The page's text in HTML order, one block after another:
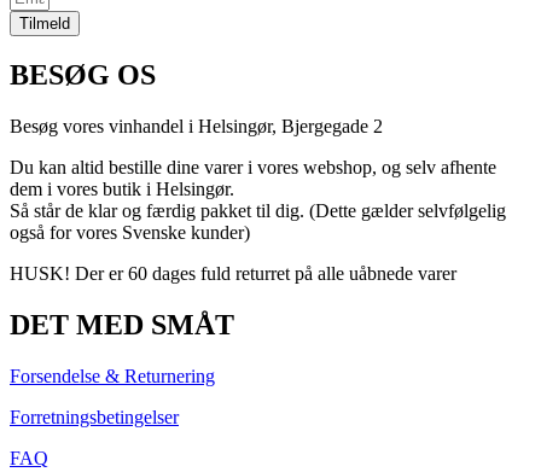
Tilmeld
BESØG OS
Besøg vores vinhandel i Helsingør, Bjergegade 2
Du kan altid bestille dine varer i vores webshop, og selv afhente
dem i vores butik i Helsingør.
Så står de klar og færdig pakket til dig. (Dette gælder selvfølgelig
også for vores Svenske kunder)
HUSK! Der er 60 dages fuld returret på alle uåbnede varer
DET MED SMÅT
Forsendelse & Returnering
Forretningsbetingelser
FAQ